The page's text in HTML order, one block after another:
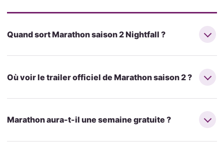
Quand sort Marathon saison 2 Nightfall ?
Où voir le trailer officiel de Marathon saison 2 ?
Marathon aura-t-il une semaine gratuite ?